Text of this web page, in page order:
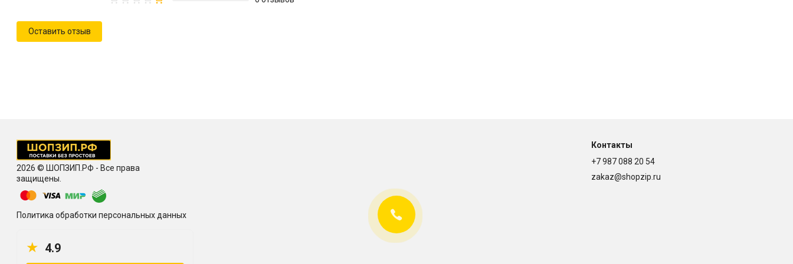
Оставить отзыв
2026 © ШОПЗИП.РФ - Все права
защищены.
Политика обработки персональных данных
★ 4.9
Контакты
+7 987 088 20 54
zakaz@shopzip.ru